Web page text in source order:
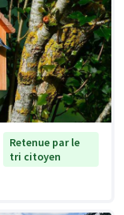
Retenue par le
tri citoyen